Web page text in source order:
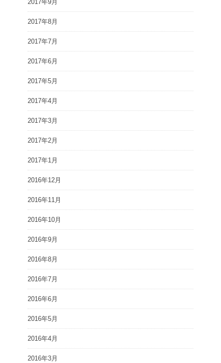
2017年9月
2017年8月
2017年7月
2017年6月
2017年5月
2017年4月
2017年3月
2017年2月
2017年1月
2016年12月
2016年11月
2016年10月
2016年9月
2016年8月
2016年7月
2016年6月
2016年5月
2016年4月
2016年3月